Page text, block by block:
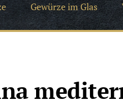
Gewürze im Glas